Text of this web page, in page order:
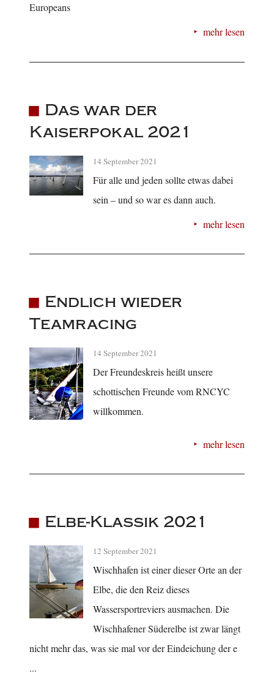
Europeans
mehr lesen
Das war der
Kaiserpokal 2021
14 September 2021
Für alle und jeden sollte etwas dabei
sein – und so war es dann auch.
mehr lesen
Endlich wieder
Teamracing
14 September 2021
Der Freundeskreis heißt unsere
schottischen Freunde vom RNCYC
willkommen.
mehr lesen
Elbe-Klassik 2021
12 September 2021
Wischhafen ist einer dieser Orte an der
Elbe, die den Reiz dieses
Wassersportreviers ausmachen. Die
Wischhafener Süderelbe ist zwar längt
nicht mehr das, was sie mal vor der Eindeichung der e
...